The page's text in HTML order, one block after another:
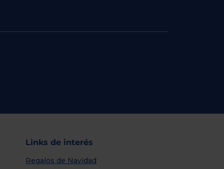
Links de interés
Regalos de Navidad